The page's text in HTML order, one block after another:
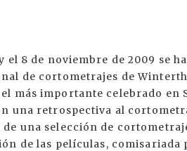
el 8 de noviembre de 2009 se
de cortometrajes de
más importante celebrado en
una retrospectiva al
una selección de
de las películas,